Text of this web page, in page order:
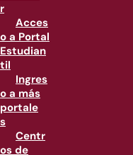
r
Acces
o a Portal
Estudian
til
Ingres
o a más
portale
s
Centr
os de